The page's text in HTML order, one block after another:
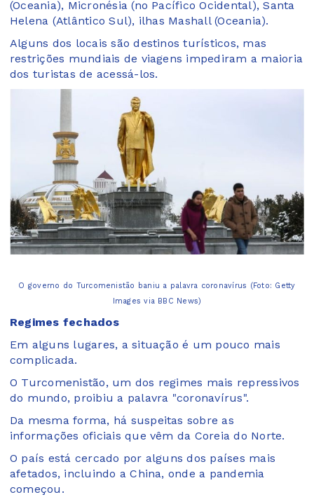
(Oceania), Micronésia (no Pacífico Ocidental), Santa
Helena (Atlântico Sul), ilhas Mashall (Oceania).
Alguns dos locais são destinos turísticos, mas
restrições mundiais de viagens impediram a maioria
dos turistas de acessá-los.
O governo do Turcomenistão baniu a palavra coronavírus (Foto: Getty
Images via BBC News)
Regimes fechados
Em alguns lugares, a situação é um pouco mais
complicada.
O Turcomenistão, um dos regimes mais repressivos
do mundo, proibiu a palavra "coronavírus".
Da mesma forma, há suspeitas sobre as
informações oficiais que vêm da Coreia do Norte.
O país está cercado por alguns dos países mais
afetados, incluindo a China, onde a pandemia
começou.